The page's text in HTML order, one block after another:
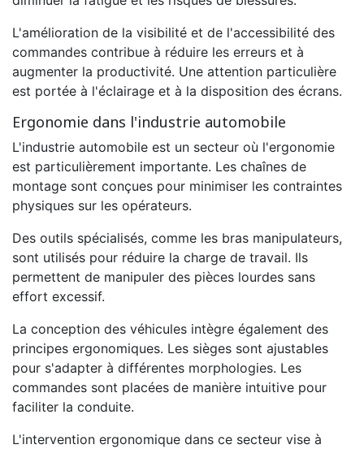
L'amélioration de la visibilité et de l'accessibilité des
commandes contribue à réduire les erreurs et à
augmenter la productivité. Une attention particulière
est portée à l'éclairage et à la disposition des écrans.
Ergonomie dans l'industrie automobile
L'industrie automobile est un secteur où l'ergonomie
est particulièrement importante. Les chaînes de
montage sont conçues pour minimiser les contraintes
physiques sur les opérateurs.
Des outils spécialisés, comme les bras manipulateurs,
sont utilisés pour réduire la charge de travail. Ils
permettent de manipuler des pièces lourdes sans
effort excessif.
La conception des véhicules intègre également des
principes ergonomiques. Les sièges sont ajustables
pour s'adapter à différentes morphologies. Les
commandes sont placées de manière intuitive pour
faciliter la conduite.
L'intervention ergonomique dans ce secteur vise à